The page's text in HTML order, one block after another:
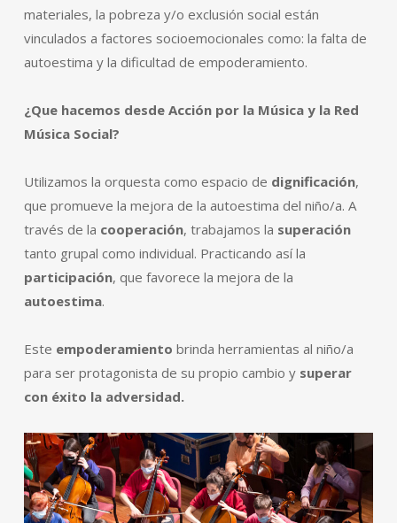
materiales, la pobreza y/o exclusión social están
vinculados a factores socioemocionales como: la falta de
autoestima y la dificultad de empoderamiento.
¿Que hacemos desde Acción por la Música y la Red
Música Social?
Utilizamos la orquesta como espacio de dignificación,
que promueve la mejora de la autoestima del niño/a. A
través de la cooperación, trabajamos la superación
tanto grupal como individual. Practicando así la
participación, que favorece la mejora de la
autoestima.
Este empoderamiento brinda herramientas al niño/a
para ser protagonista de su propio cambio y superar
con éxito la adversidad.